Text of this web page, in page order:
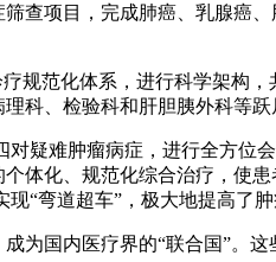
项目，完成肺癌、乳腺癌、
范化体系，进行科学架构，
科、检验科和肝胆胰外科等跃
难肿瘤病症，进行全方位
体化、规范化综合治疗，使
“弯道超车”，极大地提高了
国内医疗界的“联合国”。这